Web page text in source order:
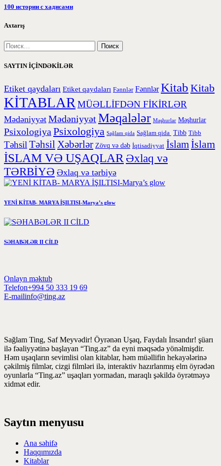
100 истории с хадисами
Axtarış
SAYTIN İÇİNDƏKİLƏR
Etiket qaydaları Etiket qaydaları Fənnlər Fənnlər Kitab Kitab
KİTABLAR MÜƏLLİFDƏN FİKİRLƏR
Mədəniyyət MədəniyyətMəqalələr Məşhurlar Məşhurlar
Psixologiya Psixologiya Sağlam qida Sağlam qida Tibb Tibb
Təhsil TəhsilXəbərlər Zövq və dəb İqtisadiyyat İslam İslam
İSLAM VƏ UŞAQLAR Əxlaq və
TƏRBİYƏ Əxlaq və tərbiyə
YENİ KİTAB- MARYA İŞILTISI-Marya’s glow
SƏHABƏLƏR II CİLD
Onlayn məktub
Telefon+994 50 333 19 69
E-mailinfo@ting.az
Sağlam Ting, Saf Meyvədir! Öyrənən Uşaq, Faydalı İnsandır! şüarı
ilə fəaliyyətinə başlayan “Ting.az” da eyni məqsədə yönəlmişdir.
Həm uşaqların sevimlisi olan kitablar, həm müəllifin hekayələrinə
çəkilmiş filmlər, cizgi filmləri ilə, interaktiv hazırlanmış elm öyrədən
oyunlarla “Ting.az” uşaqları yormadan, maraqlı şəkildə öyrətməyə
xidmət edir.
Saytın menyusu
Ana səhifə
Haqqımızda
Kitablar